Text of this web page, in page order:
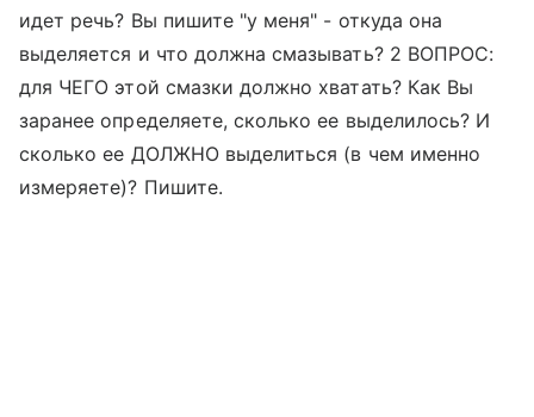
идет речь? Вы пишите "у меня" - откуда она
выделяется и что должна смазывать? 2 ВОПРОС:
для ЧЕГО этой смазки должно хватать? Как Вы
заранее определяете, сколько ее выделилось? И
сколько ее ДОЛЖНО выделиться (в чем именно
измеряете)? Пишите.